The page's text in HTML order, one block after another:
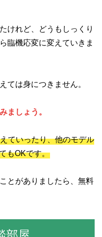
けれど、どうもしっくり
臨機応変に変えていきま
ては身につきません。
ましょう。
ていったり、他のモデル
もOKです。
とがありましたら、無料